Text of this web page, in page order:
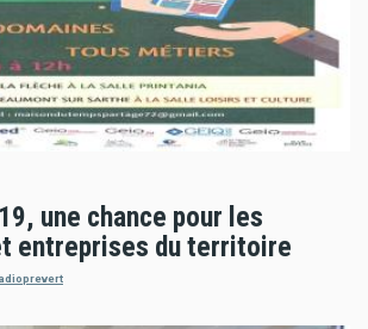
une chance pour les
entreprises du territoire